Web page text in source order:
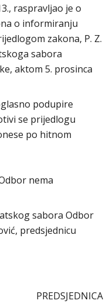
raspravljao je o
o informiranju
zakona, P. Z.
sabora
aktom 5. prosinca
podupire
se prijedlogu
po hitnom
nema
sabora Odbor
predsjednicu
PREDSJEDNICA